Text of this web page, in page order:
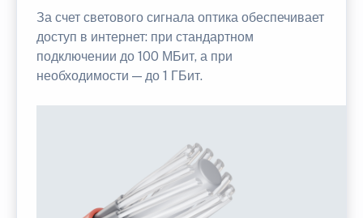
За счет светового сигнала оптика обеспечивает
доступ в интернет: при стандартном
подключении до 100 МБит, а при
необходимости — до 1 ГБит.